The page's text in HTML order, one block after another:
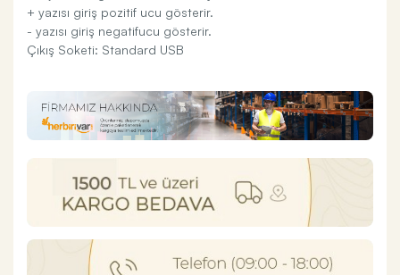
+ yazısı giriş pozitif ucu gösterir.
- yazısı giriş negatifucu gösterir.
Çıkış Soketi: Standard USB